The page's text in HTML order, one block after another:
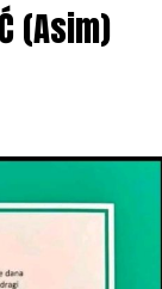
(Asim)